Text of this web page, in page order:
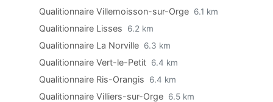
Qualitionnaire Villemoisson-sur-Orge 6.1 km
Qualitionnaire Lisses 6.2 km
Qualitionnaire La Norville 6.3 km
Qualitionnaire Vert-le-Petit 6.4 km
Qualitionnaire Ris-Orangis 6.4 km
Qualitionnaire Villiers-sur-Orge 6.5 km